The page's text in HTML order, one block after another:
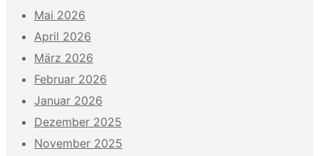
Mai 2026
April 2026
März 2026
Februar 2026
Januar 2026
Dezember 2025
November 2025